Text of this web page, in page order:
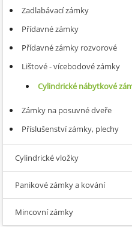
Zadlabávací zámky
Přídavné zámky
Přídavné zámky rozvorové
Lištové - vícebodové zámky
Cylindrické nábytkové
Zámky na posuvné dveře
Příslušenství zámky, plechy
Cylindrické vložky
Panikové zámky a kování
Mincovní zámky